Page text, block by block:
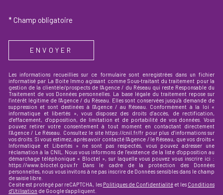
* Champ obligatoire
ENVOYER
Les informations recueillies sur ce formulaire sont enregistrées dans un fichier
informatisé par La Boite Immo agissant comme Sous-traitant du traitement pour la
gestion de la clientèle/prospects de l'Agence / du Réseau qui reste Responsable du
Traitement de vos Données personnelles. La base légale du traitement repose sur
l'intérêt légitime de l'Agence / du Réseau. Elles sont conservées jusqu'à demande de
suppression et sont destinées à l'Agence / au Réseau. Conformément à la loi «
informatique et libertés », vous disposez des droits d’accès, de rectification,
d’effacement, d’opposition, de limitation et de portabilité de vos données. Vous
pouvez retirer votre consentement à tout moment en contactant directement
l’Agence / Le Réseau. Consultez le site https://cnil.fr/fr pour plus d’informations sur
vos droits. Si vous estimez, après avoir contacté l'Agence / le Réseau, que vos droits «
Informatique et Libertés » ne sont pas respectés, vous pouvez adresser une
réclamation à la CNIL. Nous vous informons de l’existence de la liste d'opposition au
démarchage téléphonique « Bloctel », sur laquelle vous pouvez vous inscrire ici :
https://www.bloctel.gouv.fr Dans le cadre de la protection des Données
personnelles, nous vous invitons à ne pas inscrire de Données sensibles dans le champ
de saisie libre.
Ce site est protégé par reCAPTCHA, lesPolitiques de Confidentialitéet lesConditions
d'Utilisation de Google s'appliquent.